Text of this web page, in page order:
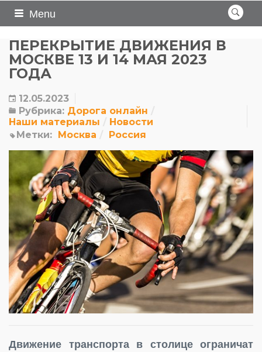
Menu
ПЕРЕКРЫТИЕ ДВИЖЕНИЯ В
МОСКВЕ 13 И 14 МАЯ 2023
ГОДА
12.05.2023
Рубрика: Дорога онлайн
Наши материалы
Новости
Метки: Москва Россия
Движение транспорта в столице ограничат